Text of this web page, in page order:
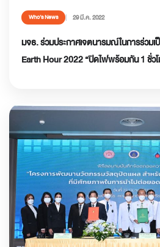
Who’s News 29 มี.ค. 2022
มจธ. ร่วมประกาศเจตนารมณ์ในการร่วม
Earth Hour 2022 “ปิดไฟพร้อมกัน 1 ชั่วโ